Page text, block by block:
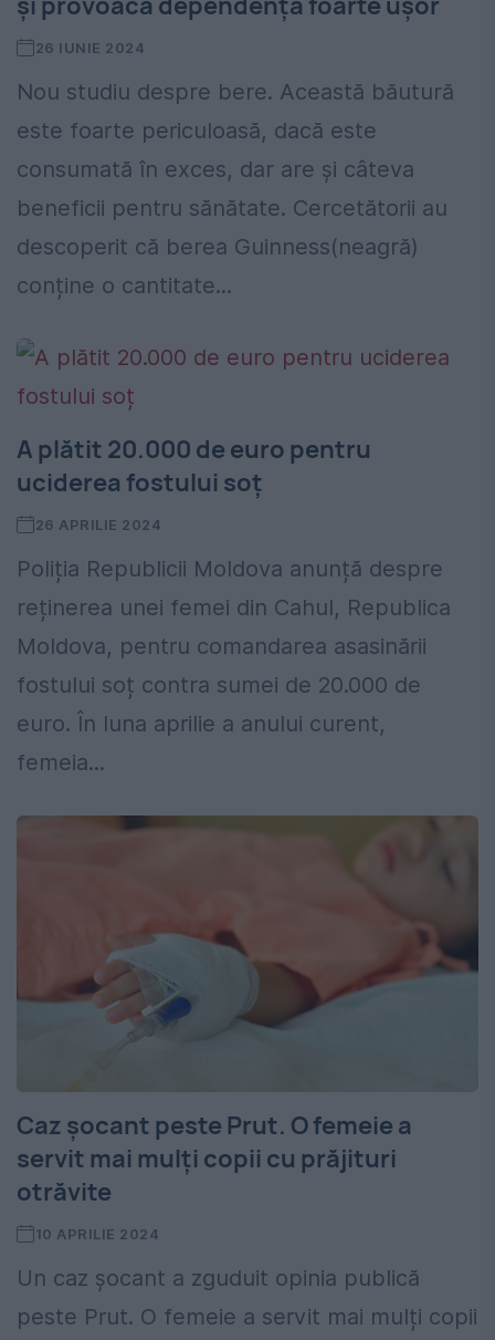
26 IUNIE 2024
Nou studiu despre bere. Această băutură
este foarte periculoasă, dacă este
consumată în exces, dar are și câteva
beneficii pentru sănătate. Cercetătorii au
descoperit că berea Guinness(neagră)
conține o cantitate...
A plătit 20.000 de euro pentru
uciderea fostului soț
26 APRILIE 2024
Poliția Republicii Moldova anunță despre
reținerea unei femei din Cahul, Republica
Moldova, pentru comandarea asasinării
fostului soț contra sumei de 20.000 de
euro. În luna aprilie a anului curent,
femeia...
Caz șocant peste Prut. O femeie a
servit mai mulți copii cu prăjituri
otrăvite
10 APRILIE 2024
Un caz șocant a zguduit opinia publică
peste Prut. O femeie a servit mai mulți copii